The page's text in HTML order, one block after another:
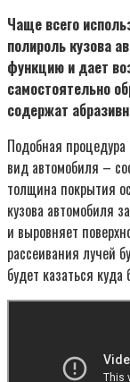
Чаще всего
полироль кузова
функцию и дает
самостоятельно
содержат
Подобная
вид автомобиля –
толщина покрытия
кузова автомобиля
и выровняет
рассеивания лучей
будет казаться куда